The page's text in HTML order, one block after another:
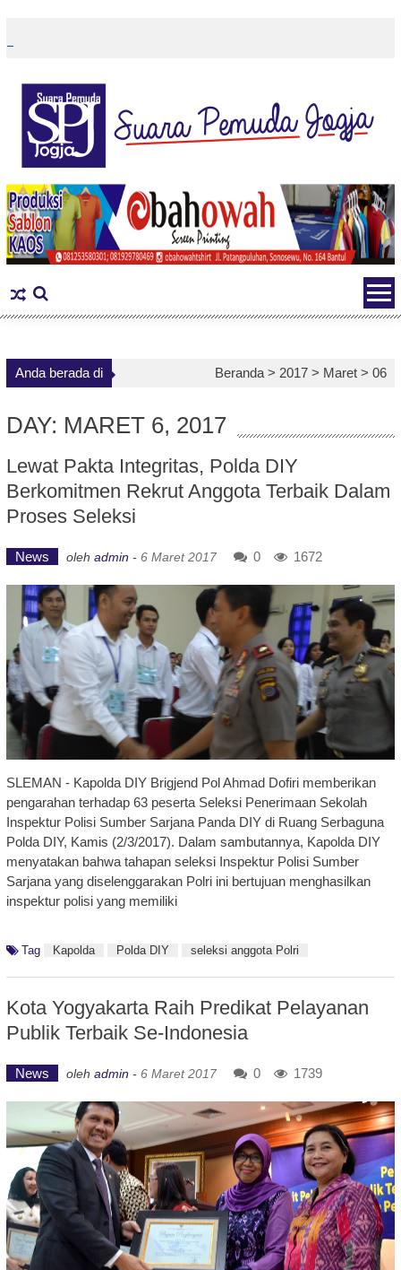
content
Anda berada di Beranda > 2017 > Maret >06
DAY: MARET 6, 2017
Lewat Pakta Integritas, Polda DIY
Berkomitmen Rekrut Anggota Terbaik Dalam
Proses Seleksi
News oleh admin - 6 Maret 2017 0 1672
SLEMAN - Kapolda DIY Brigjend Pol Ahmad Dofiri memberikan
pengarahan terhadap 63 peserta Seleksi Penerimaan Sekolah
Inspektur Polisi Sumber Sarjana Panda DIY di Ruang Serbaguna
Polda DIY, Kamis (2/3/2017). Dalam sambutannya, Kapolda DIY
menyatakan bahwa tahapan seleksi Inspektur Polisi Sumber
Sarjana yang diselenggarakan Polri ini bertujuan menghasilkan
inspektur polisi yang memiliki
Tag Kapolda Polda DIY seleksi anggota Polri
Kota Yogyakarta Raih Predikat Pelayanan
Publik Terbaik Se-Indonesia
News oleh admin - 6 Maret 2017 0 1739